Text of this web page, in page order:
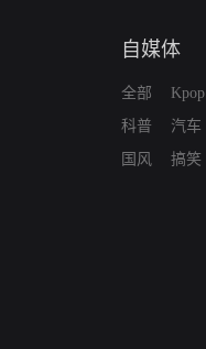
自媒体
全部
科普
国风
Kpop
汽车
搞笑